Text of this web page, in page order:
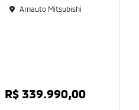
Amauto Mitsubishi
R$ 339.990,00